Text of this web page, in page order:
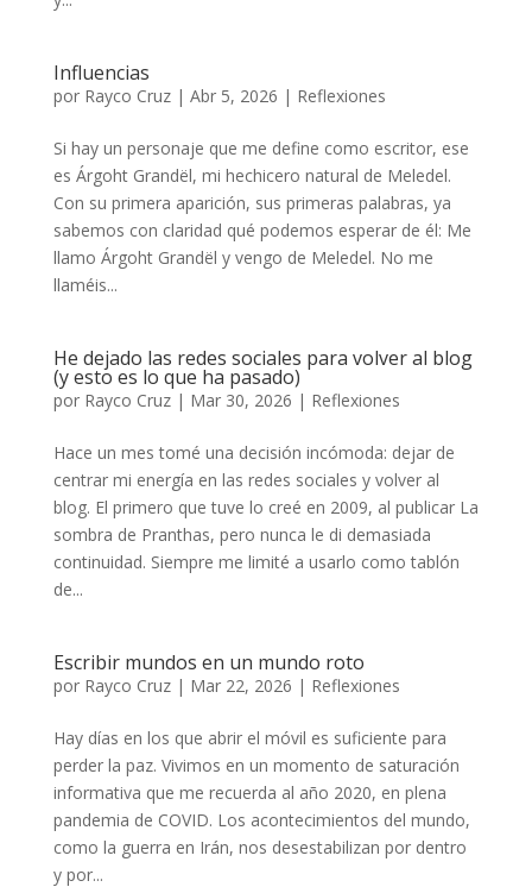
Influencias
por Rayco Cruz| Abr 5, 2026 | Reflexiones
Si hay un personaje que me define como escritor, ese
es Árgoht Grandël, mi hechicero natural de Meledel.
Con su primera aparición, sus primeras palabras, ya
sabemos con claridad qué podemos esperar de él: Me
llamo Árgoht Grandël y vengo de Meledel. No me
llaméis...
He dejado las redes sociales para volver al blog
(y esto es lo que ha pasado)
por Rayco Cruz| Mar 30, 2026 | Reflexiones
Hace un mes tomé una decisión incómoda: dejar de
centrar mi energía en las redes sociales y volver al
blog. El primero que tuve lo creé en 2009, al publicar La
sombra de Pranthas, pero nunca le di demasiada
continuidad. Siempre me limité a usarlo como tablón
de...
Escribir mundos en un mundo roto
por Rayco Cruz| Mar 22, 2026 | Reflexiones
Hay días en los que abrir el móvil es suficiente para
perder la paz. Vivimos en un momento de saturación
informativa que me recuerda al año 2020, en plena
pandemia de COVID. Los acontecimientos del mundo,
como la guerra en Irán, nos desestabilizan por dentro
y por...